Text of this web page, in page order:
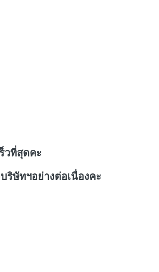
วที่สุดคะ
ษัทฯอย่างต่อเนื่องคะ